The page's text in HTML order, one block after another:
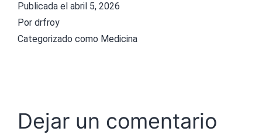
Publicada el abril 5, 2026
Por drfroy
Categorizado como Medicina
Dejar un comentario